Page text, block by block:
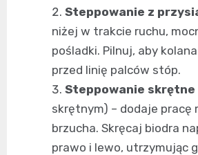
Steppowanie z
niżej w trakcie ruchu,
pośladki. Pilnuj, aby
przed linię palców stóp.
Steppowanie skrętne
skrętnym) – dodaje pracę
brzucha. Skręcaj biodra
prawo i lewo, utrzymując